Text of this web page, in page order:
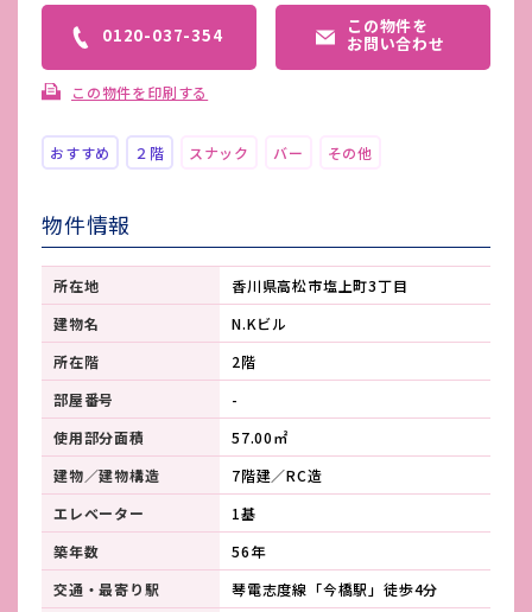
0120-037-354 この物件を
お問い合わせ
この物件を印刷する
おすすめ ２階 スナック バー その他
物件情報
所在地
香川県高松市塩上町3丁目
建物名
N.Kビル
所在階
2階
部屋番号
-
使用部分面積
57.00㎡
建物／建物構造
7階建／RC造
エレベーター
1基
築年数
56年
交通・最寄り駅
琴電志度線「今橋駅」徒歩4分